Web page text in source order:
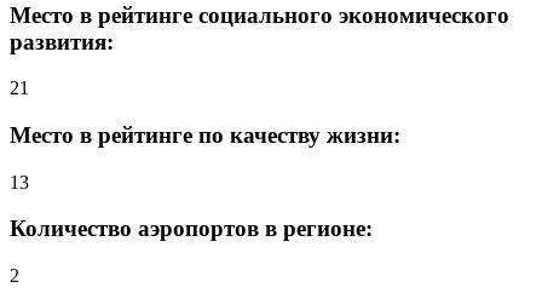
Место в рейтинге социального экономического
развития:
21
Место в рейтинге по качеству жизни:
13
Количество аэропортов в регионе:
2